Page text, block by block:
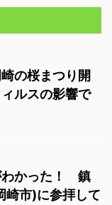
の桜まつり開
ルスの影響で
わかった！ 鎮
崎市)に参拝して